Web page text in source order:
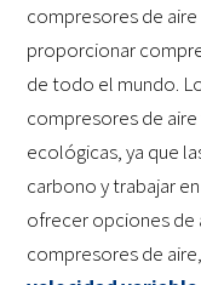
compresores de
proporcionar
de todo el mundo.
compresores de
ecológicas, ya que
carbono y trabajar
ofrecer opciones de
compresores de